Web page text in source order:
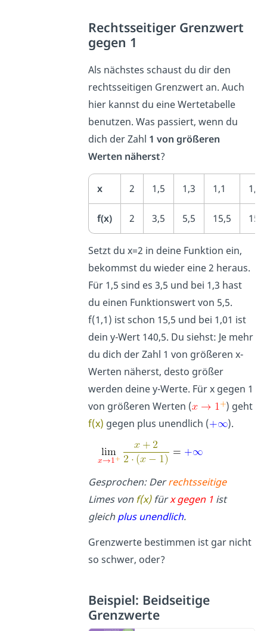
Rechtsseitiger Grenzwert
gegen 1
Als nächstes schaust du dir den
rechtsseitigen Grenzwert an. Auch
hier kannst du eine Wertetabelle
benutzen. Was passiert, wenn du
dich der Zahl 1 von größeren
Werten näherst?
x 2 1,5 1,3 1,1 1,01
f(x) 2 3,5 5,5 15,5
Setzt du x=2 in deine Funktion ein,
bekommst du wieder eine 2 heraus.
Für 1,5 sind es 3,5 und bei 1,3 hast
du einen Funktionswert von 5,5.
f(1,1) ist schon 15,5 und bei 1,01 ist
dein y-Wert 140,5. Du siehst: Je mehr
du dich der Zahl 1 von größeren x-
Werten näherst, desto größer
werden deine y-Werte. Für x gegen 1
von größeren Werten (
) geht
f(x) gegen plus unendlich ( ).
Gesprochen: Derrechtsseitige
Limes von f(x)fürx gegen 1 ist
gleichplus unendlich.
Grenzwerte bestimmen ist gar nicht
so schwer, oder?
Beispiel: Beidseitige
Grenzwerte